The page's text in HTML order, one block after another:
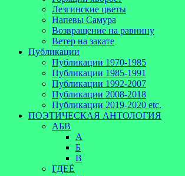
Лезгинские цветы
Напевы Самура
Возвращение на равнину
Ветер на закате
Публикации
Публикации 1970-1985
Публикации 1985-1991
Публикации 1992-2007
Публикации 2008-2018
Публикации 2019-2020 etc.
ПОЭТИЧЕСКАЯ АНТОЛОГИЯ
АБВ
А
Б
В
ГДЕЁ